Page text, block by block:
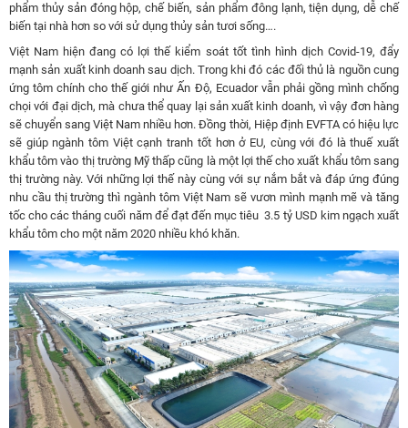
phẩm thủy sản đóng hộp, chế biến, sản phẩm đông lạnh, tiện dụng, dễ chế
biến tại nhà hơn so với sử dụng thủy sản tươi sống….
Việt Nam hiện đang có lợi thế kiểm soát tốt tình hình dịch Covid-19, đẩy
mạnh sản xuất kinh doanh sau dịch. Trong khi đó các đối thủ là nguồn cung
ứng tôm chính cho thế giới như Ấn Độ, Ecuador vẫn phải gồng mình chống
chọi với đại dịch, mà chưa thể quay lại sản xuất kinh doanh, vì vậy đơn hàng
sẽ chuyển sang Việt Nam nhiều hơn. Đồng thời, Hiệp định EVFTA có hiệu lực
sẽ giúp ngành tôm Việt cạnh tranh tốt hơn ở EU, cùng với đó là thuế xuất
khẩu tôm vào thị trường Mỹ thấp cũng là một lợi thế cho xuất khẩu tôm sang
thị trường này. Với những lợi thế này cùng với sự nắm bắt và đáp ứng đúng
nhu cầu thị trường thì ngành tôm Việt Nam sẽ vươn mình mạnh mẽ và tăng
tốc cho các tháng cuối năm để đạt đến mục tiêu 3.5 tỷ USD kim ngạch xuất
khẩu tôm cho một năm 2020 nhiều khó khăn.